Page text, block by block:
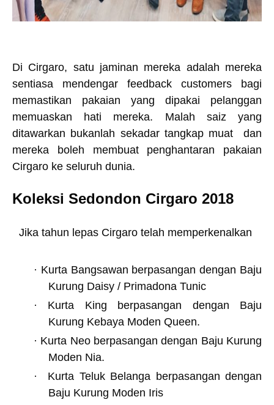
Di Cirgaro, satu jaminan mereka adalah mereka
sentiasa mendengar feedback customers bagi
memastikan pakaian yang dipakai pelanggan
memuaskan hati mereka. Malah saiz yang
ditawarkan bukanlah sekadar tangkap muat dan
mereka boleh membuat penghantaran pakaian
Cirgaro ke seluruh dunia.
Koleksi Sedondon Cirgaro 2018
Jika tahun lepas Cirgaro telah memperkenalkan
· Kurta Bangsawan berpasangan dengan Baju
Kurung Daisy / Primadona Tunic
·
Kurta King berpasangan dengan Baju
Kurung Kebaya Moden Queen.
· Kurta Neo berpasangan dengan Baju Kurung
Moden Nia.
·
Kurta Teluk Belanga berpasangan dengan
Baju Kurung Moden Iris